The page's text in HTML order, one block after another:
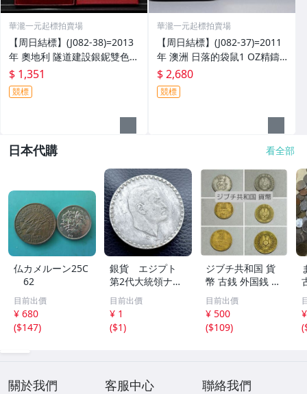
華瀧一元起標拍賣場
【周日結標】(J082-38)=2013
年 奧地利 隧道建設銀鈮雙色幣
(獲獎幣)=原盒證/16.5g =保真
$ 1,351
競標
華瀧一元起標拍賣場
【周日結標】(J082-37)=2011
年 澳洲 日落的袋鼠1 OZ精鑄
銀幣_F15鑄記=原盒證 =保真
$ 2,680
競標
日本代購 看全部
仏カメルーン25C
62
目前出價
¥ 680
($147)
銀貨 エジプト
第2代大統領ナー
セル1周年記念銀
貨 1970年銘 1
ポンド 大型銀
貨 21.4g「真贋
目前出價
¥ 1
($1)
ジブチ共和国 貨
幣 古銭 外国銭 コ
レクション アン
ティーク
目前出價
¥ 500
($109)
(
關於我們 客服中心 聯絡我們